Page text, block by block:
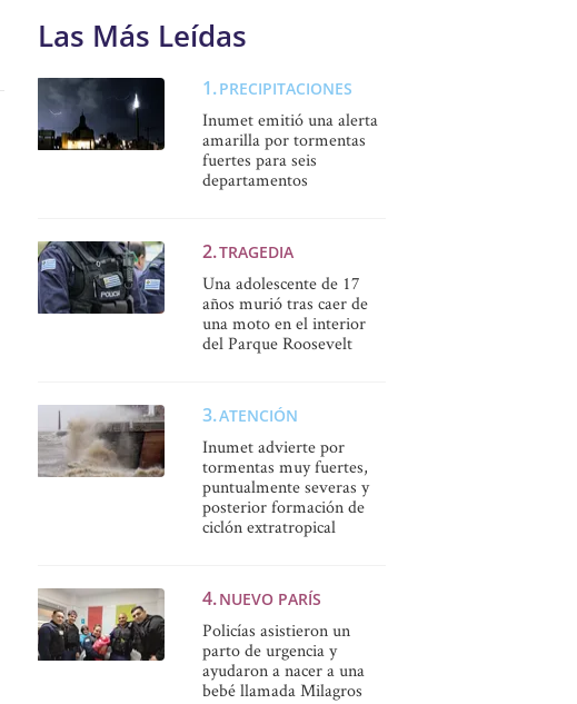
Las Más Leídas
PRECIPITACIONES
Inumet emitió una alerta
amarilla por tormentas
fuertes para seis
departamentos
TRAGEDIA
Una adolescente de 17
años murió tras caer de
una moto en el interior
del Parque Roosevelt
ATENCIÓN
Inumet advierte por
tormentas muy fuertes,
puntualmente severas y
posterior formación de
ciclón extratropical
NUEVO PARÍS
Policías asistieron un
parto de urgencia y
ayudaron a nacer a una
bebé llamada Milagros